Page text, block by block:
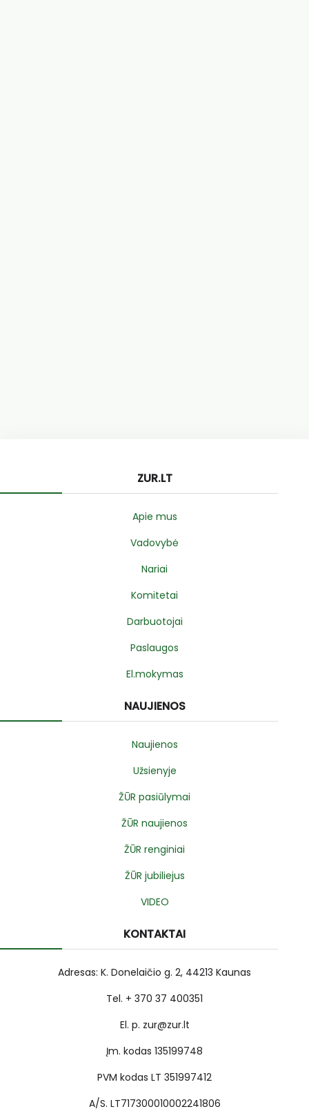
ZUR.LT
Apie mus
Vadovybė
Nariai
Komitetai
Darbuotojai
Paslaugos
El.mokymas
NAUJIENOS
Naujienos
Užsienyje
ŽŪR pasiūlymai
ŽŪR naujienos
ŽŪR renginiai
ŽŪR jubiliejus
VIDEO
KONTAKTAI
Adresas: K. Donelaičio g. 2, 44213 Kaunas
Tel. + 370 37 400351
El. p. zur@zur.lt
Įm. kodas 135199748
PVM kodas LT 351997412
A/S. LT717300010002241806